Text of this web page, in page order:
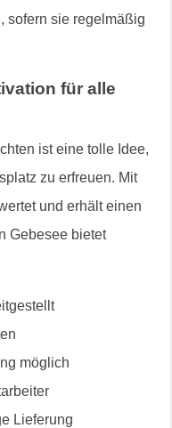
sofern sie regelmäßig
für alle
ist eine tolle Idee,
zu erfreuen. Mit
und erhält einen
Gebesee bietet
möglich
Lieferung